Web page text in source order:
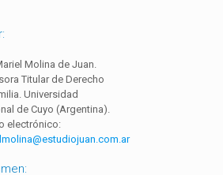
Molina de Juan.
Titular de Derecho
Universidad
de Cuyo (Argentina).
electrónico: